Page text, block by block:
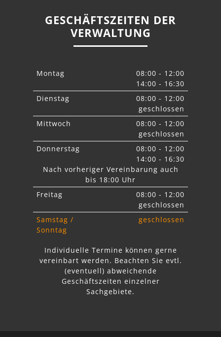
GESCHÄFTSZEITEN DER
VERWALTUNG
Montag
08:00 - 12:00
14:00 - 16:30
Dienstag
08:00 - 12:00
geschlossen
Mittwoch
08:00 - 12:00
geschlossen
Donnerstag
08:00 - 12:00
14:00 - 16:30
Nach vorheriger Vereinbarung auch
bis 18:00 Uhr
Freitag
08:00 - 12:00
geschlossen
Samstag /
Sonntag
geschlossen
Individuelle Termine können gerne
vereinbart werden. Beachten Sie evtl.
abweichende
Geschäftszeiten einzelner
Sachgebiete.